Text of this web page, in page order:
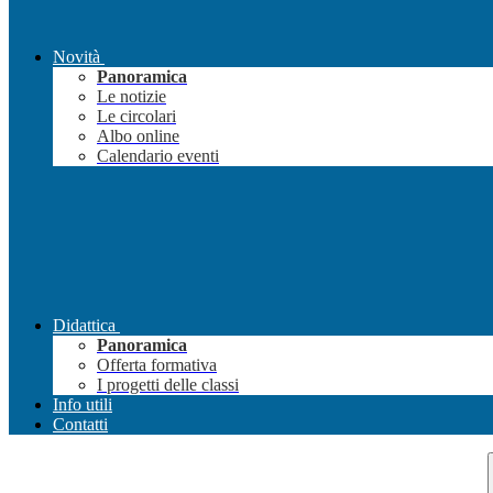
Novità
Panoramica
Le notizie
Le circolari
Albo online
Calendario eventi
Didattica
Panoramica
Offerta formativa
I progetti delle classi
Info utili
Contatti